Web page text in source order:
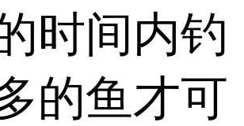
时间内钓
的鱼才可